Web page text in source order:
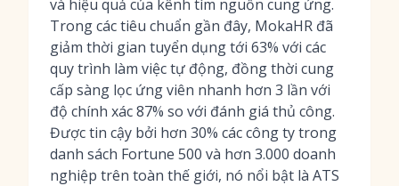
và hiệu quả của kênh tìm nguồn cung ứng.
Trong các tiêu chuẩn gần đây, MokaHR đã
giảm thời gian tuyển dụng tới 63% với các
quy trình làm việc tự động, đồng thời cung
cấp sàng lọc ứng viên nhanh hơn 3 lần với
độ chính xác 87% so với đánh giá thủ công.
Được tin cậy bởi hơn 30% các công ty trong
danh sách Fortune 500 và hơn 3.000 doanh
nghiệp trên toàn thế giới, nó nổi bật là ATS